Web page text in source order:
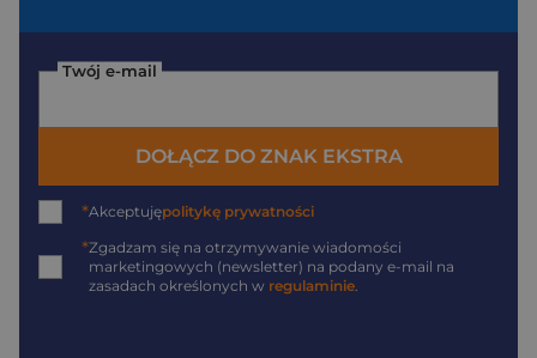
Twój e-mail
DOŁĄCZ DO ZNAK EKSTRA
*Akceptujępolitykę prywatności
*Zgadzam się na otrzymywanie wiadomości
marketingowych (newsletter) na podany e-mail na
zasadach określonych w regulaminie.